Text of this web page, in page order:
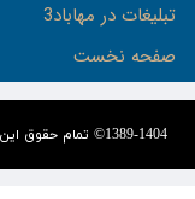
1389-1404© تمام حقوق این سایت متعلق به پایگاه خبری
تبلیغات در مهاباد3
صفحه نخست